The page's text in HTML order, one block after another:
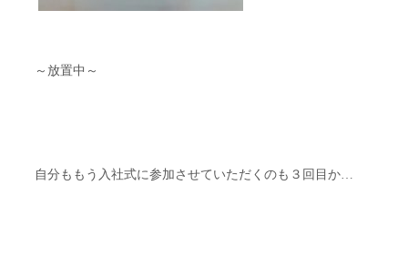
～放置中～
自分ももう入社式に参加させていただくのも３回目か…